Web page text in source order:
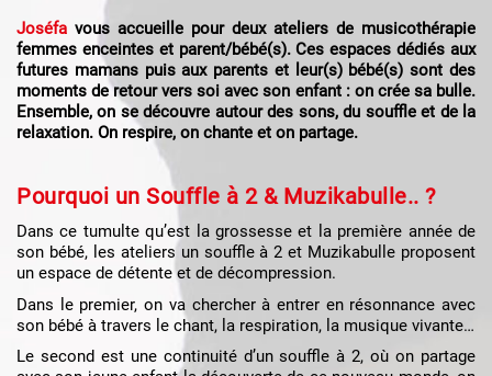
Joséfa vous accueille pour deux ateliers de musicothérapie
femmes enceintes et parent/bébé(s). Ces espaces dédiés aux
futures mamans puis aux parents et leur(s) bébé(s) sont des
moments de retour vers soi avec son enfant : on crée sa bulle.
Ensemble, on se découvre autour des sons, du souffle et de la
relaxation. On respire, on chante et on partage.
Pourquoi un Souffle à 2 & Muzikabulle.. ?
Dans ce tumulte qu’est la grossesse et la première année de
son bébé, les ateliers un souffle à 2 et Muzikabulle proposent
un espace de détente et de décompression.
Dans le premier, on va chercher à entrer en résonnance avec
son bébé à travers le chant, la respiration, la musique vivante…
Le second est une continuité d’un souffle à 2, où on partage